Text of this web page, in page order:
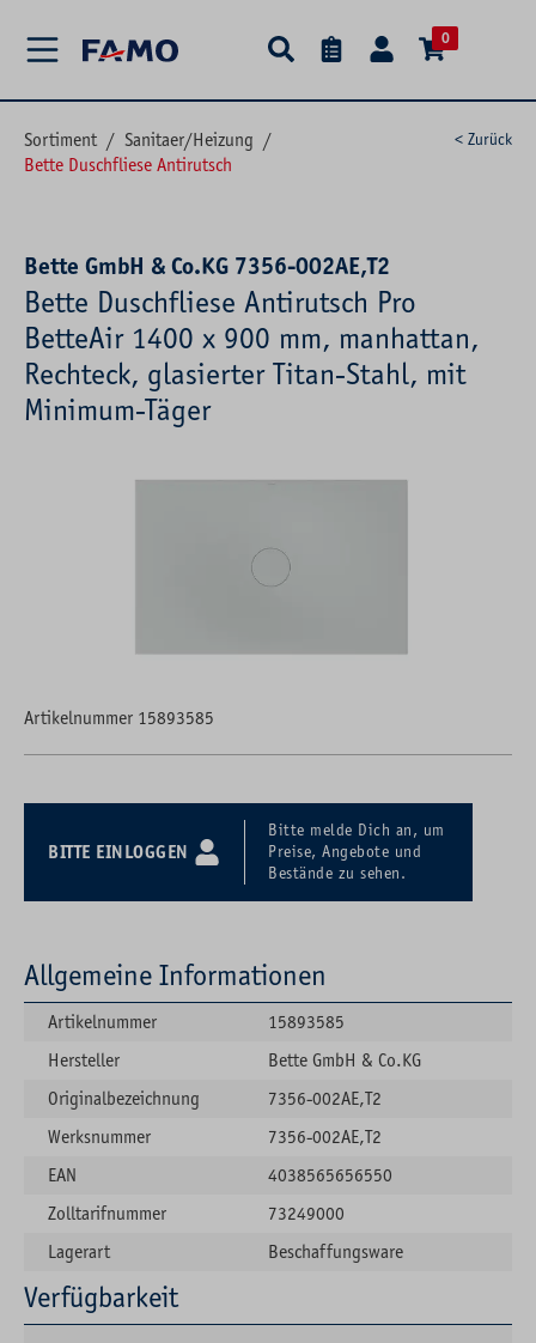
0
Sortiment / Sanitaer/Heizung /
Bette Duschfliese Antirutsch
< Zurück
Bette GmbH & Co.KG 7356-002AE,T2
Bette Duschfliese Antirutsch Pro
BetteAir 1400 x 900 mm, manhattan,
Rechteck, glasierter Titan-Stahl, mit
Minimum-Täger
Artikelnummer 15893585
BITTE EINLOGGEN
Bitte melde Dich an, um
Preise, Angebote und
Bestände zu sehen.
Allgemeine Informationen
Artikelnummer
15893585
Hersteller
Bette GmbH & Co.KG
Originalbezeichnung
7356-002AE,T2
Werksnummer
7356-002AE,T2
EAN
4038565656550
Zolltarifnummer
73249000
Lagerart
Beschaffungsware
Verfügbarkeit